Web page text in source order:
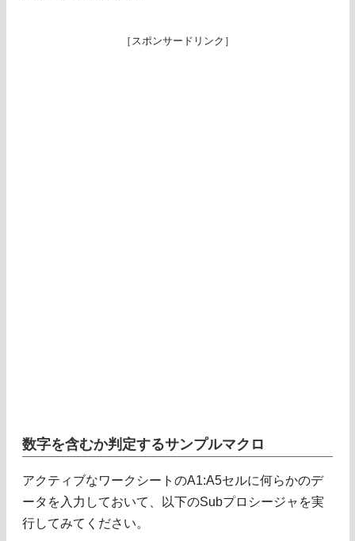
［スポンサードリンク］
数字を含むか判定するサンプルマクロ
アクティブなワークシートのA1:A5セルに何らかのデ
ータを入力しておいて、以下のSubプロシージャを実
行してみてください。